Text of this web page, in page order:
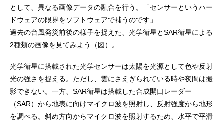
として、異なる画像データの融合を行う。「センサーというハー
ドウェアの限界をソフトウェアで補うのです」
過去の台風発災前後の様子を捉えた、光学衛星とSAR衛星による
2種類の画像を見てみよう（図）。
光学衛星に搭載された光学センサーは太陽を光源として色や反射
光の強さを捉える。ただし、雲にさえぎられている時や夜間は撮
影できない。一方、SAR衛星は搭載した合成開口レーダー
（SAR）から地表に向けマイクロ波を照射し、反射強度から地形
を調べる。斜め方向からマイクロ波を照射するため、水平で平滑